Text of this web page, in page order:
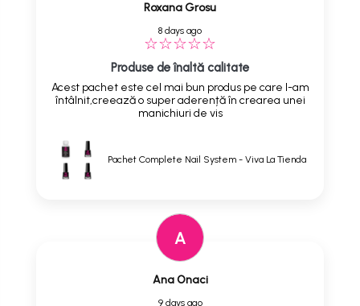
Roxana Grosu
8 days ago
Produse de înaltă calitate
Acest pachet este cel mai bun produs pe care l-am
întâlnit,creează o super aderență în crearea unei
manichiuri de vis
Pachet Complete Nail System - Viva La Tienda
A
Ana Onaci
9 days ago